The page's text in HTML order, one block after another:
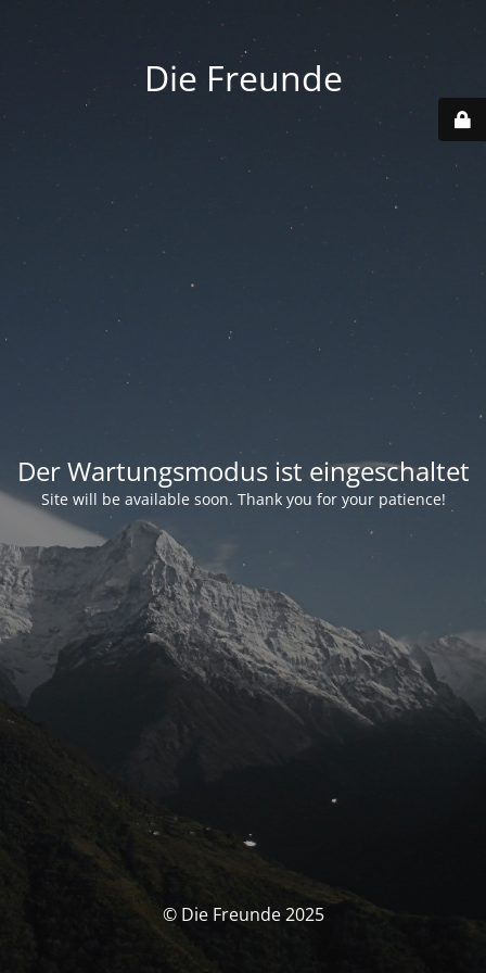
Die Freunde
Der Wartungsmodus ist eingeschaltet
Site will be available soon. Thank you for your patience!
© Die Freunde 2025